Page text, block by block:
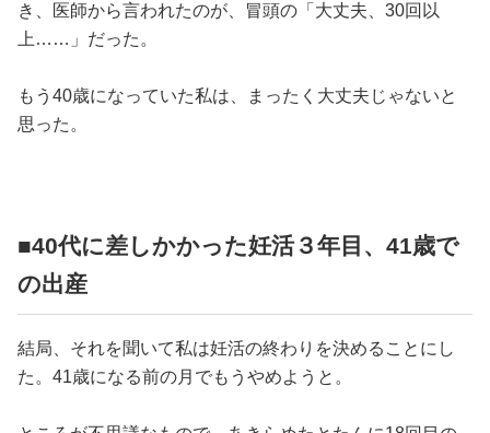
き、医師から言われたのが、冒頭の「大丈夫、30回以
上……」だった。
もう40歳になっていた私は、まったく大丈夫じゃないと
思った。
■40代に差しかかった妊活３年目、41歳で
の出産
結局、それを聞いて私は妊活の終わりを決めることにし
た。41歳になる前の月でもうやめようと。